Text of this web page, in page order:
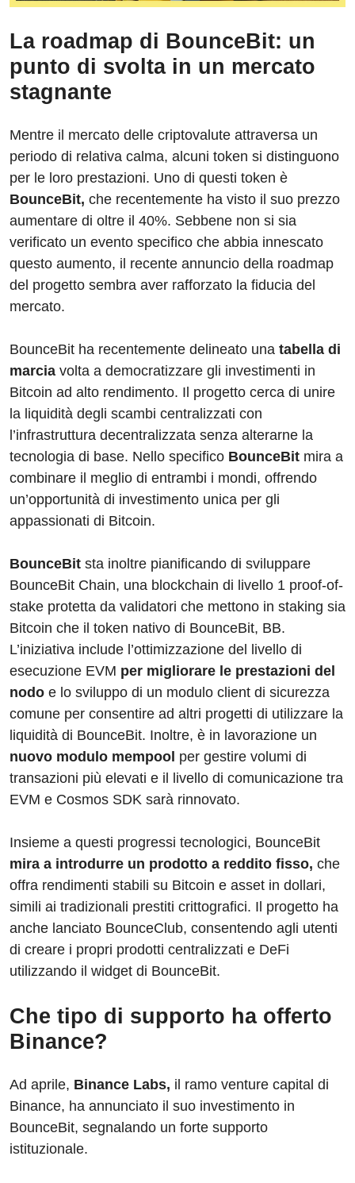
La roadmap di BounceBit: un
punto di svolta in un mercato
stagnante
Mentre il mercato delle criptovalute attraversa un
periodo di relativa calma, alcuni token si distinguono
per le loro prestazioni. Uno di questi token è
BounceBit, che recentemente ha visto il suo prezzo
aumentare di oltre il 40%. Sebbene non si sia
verificato un evento specifico che abbia innescato
questo aumento, il recente annuncio della roadmap
del progetto sembra aver rafforzato la fiducia del
mercato.
BounceBit ha recentemente delineato una tabella di
marcia volta a democratizzare gli investimenti in
Bitcoin ad alto rendimento. Il progetto cerca di unire
la liquidità degli scambi centralizzati con
l’infrastruttura decentralizzata senza alterarne la
tecnologia di base. Nello specifico BounceBit mira a
combinare il meglio di entrambi i mondi, offrendo
un’opportunità di investimento unica per gli
appassionati di Bitcoin.
BounceBit sta inoltre pianificando di sviluppare
BounceBit Chain, una blockchain di livello 1 proof-of-
stake protetta da validatori che mettono in staking sia
Bitcoin che il token nativo di BounceBit, BB.
L’iniziativa include l’ottimizzazione del livello di
esecuzione EVM per migliorare le prestazioni del
nodo e lo sviluppo di un modulo client di sicurezza
comune per consentire ad altri progetti di utilizzare la
liquidità di BounceBit. Inoltre, è in lavorazione un
nuovo modulo mempool per gestire volumi di
transazioni più elevati e il livello di comunicazione tra
EVM e Cosmos SDK sarà rinnovato.
Insieme a questi progressi tecnologici, BounceBit
mira a introdurre un prodotto a reddito fisso, che
offra rendimenti stabili su Bitcoin e asset in dollari,
simili ai tradizionali prestiti crittografici. Il progetto ha
anche lanciato BounceClub, consentendo agli utenti
di creare i propri prodotti centralizzati e DeFi
utilizzando il widget di BounceBit.
Che tipo di supporto ha offerto
Binance?
Ad aprile, Binance Labs, il ramo venture capital di
Binance, ha annunciato il suo investimento in
BounceBit, segnalando un forte supporto
istituzionale.